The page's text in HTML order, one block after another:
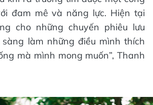
đam mê và năng lực. Hiện tại
cho những chuyến phiêu lưu
làm những điều mình thích
mà mình mong muốn”, Thanh